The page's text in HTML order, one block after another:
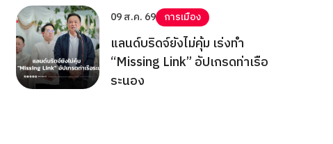
09 ส.ค. 69 การเมือง
แลนด์บริดจ์ยังไม่คุ้ม เร่งทำ
“Missing Link” อัปเกรดท่าเรือ
ระนอง